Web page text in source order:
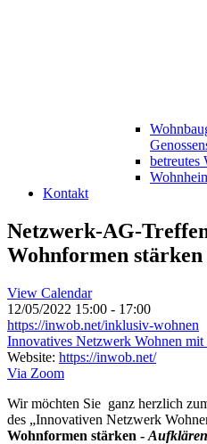
betreutes
Kontakt
Netzwerk-AG-
Wohnformen stärken
View Calendar
12/05/2022 15:00 - 17:00
https://inwob.net/inklusiv-wohnen
Innovatives Netzwerk Wohnen
Website: https://inwob.net/
Via Zoom
Wir möchten Sie ganz herzlich
des „Innovativen Netzwerk
Wohnformen stärken -